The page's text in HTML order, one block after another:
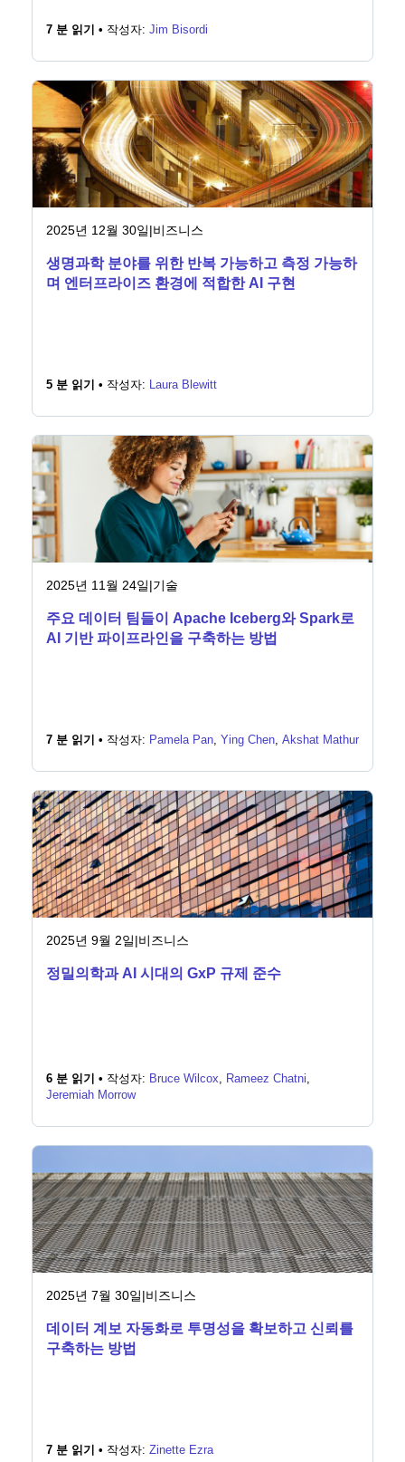
7 분 읽기 • 작성자: Jim Bisordi
2025년 12월 30일|비즈니스
생명과학 분야를 위한 반복 가능하고 측정 가능하
며 엔터프라이즈 환경에 적합한 AI 구현
5 분 읽기 • 작성자: Laura Blewitt
2025년 11월 24일|기술
주요 데이터 팀들이 Apache Iceberg와 Spark로
AI 기반 파이프라인을 구축하는 방법
7 분 읽기 • 작성자: Pamela Pan, Ying Chen, Akshat Mathur
2025년 9월 2일|비즈니스
정밀의학과 AI 시대의 GxP 규제 준수
6 분 읽기 • 작성자: Bruce Wilcox, Rameez Chatni,
Jeremiah Morrow
2025년 7월 30일|비즈니스
데이터 계보 자동화로 투명성을 확보하고 신뢰를
구축하는 방법
7 분 읽기 • 작성자: Zinette Ezra